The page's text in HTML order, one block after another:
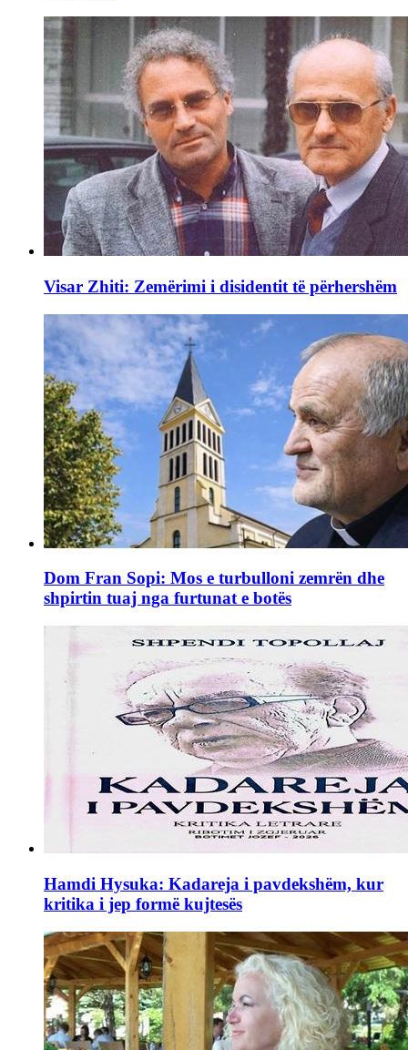
Visar Zhiti: Zemërimi i disidentit të përhershëm
Dom Fran Sopi: Mos e turbulloni zemrën dhe
shpirtin tuaj nga furtunat e botës
Hamdi Hysuka: Kadareja i pavdekshëm, kur
kritika i jep formë kujtesës